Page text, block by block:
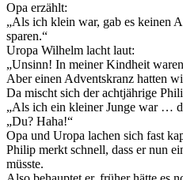
Opa erzählt:
„Als ich klein war, gab es keinen
sparen.“
Uropa Wilhelm lacht laut:
„Unsinn! In meiner Kindheit
Aber einen Adventskranz hatten
Da mischt sich der achtjährige
„Als ich ein kleiner Junge war …
„Du? Haha!“
Opa und Uropa lachen sich fast
Philip merkt schnell, dass er nun
müsste.